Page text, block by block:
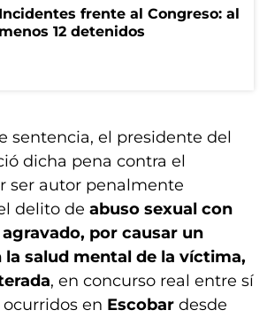
Incidentes frente al Congreso: al
menos 12 detenidos
sentencia, el presidente del
dicha pena contra el
ser autor penalmente
delito de abuso sexual con
por causar un
la salud mental de la víctima,
, en concurso real entre sí
en Escobar desde